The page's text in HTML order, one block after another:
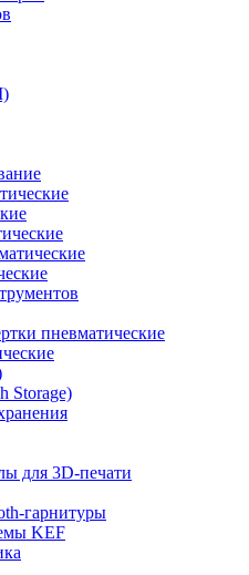
пневматические
Storage)
для 3D-печати
гарнитуры
KEF